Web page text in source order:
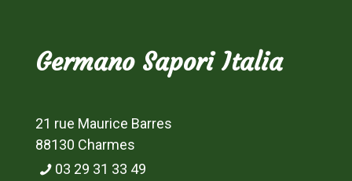
Germano Sapori Italia
21 rue Maurice Barres
88130 Charmes
03 29 31 33 49